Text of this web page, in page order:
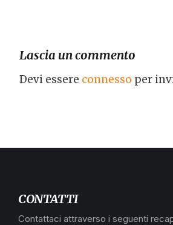
Lascia un commento
Devi essere connesso per
CONTATTI
Contattaci attraverso i seguenti